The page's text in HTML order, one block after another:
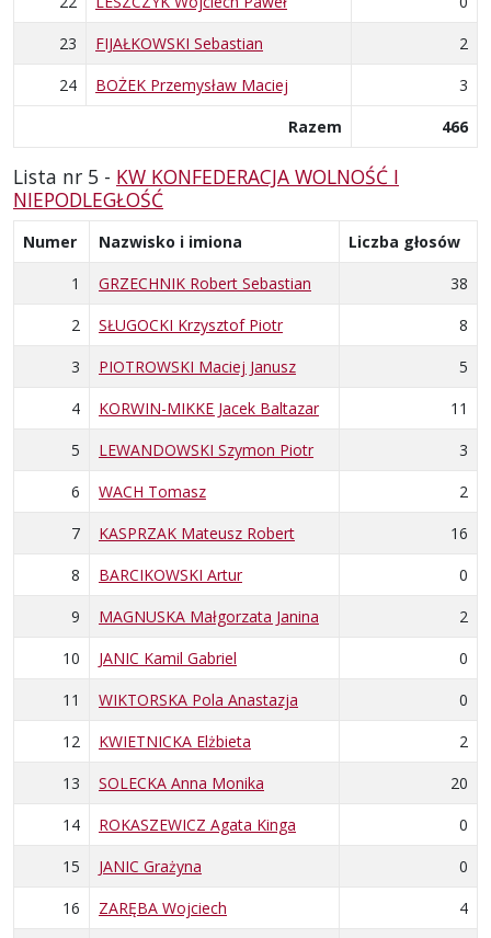
23
FIJAŁKOWSKI Sebastian
2
24
BOŻEK Przemysław Maciej
3
Razem
466
Lista nr 5 - KW KONFEDERACJA WOLNOŚĆ I
NIEPODLEGŁOŚĆ
Numer Nazwisko i imiona
Liczba głosów
1
GRZECHNIK Robert Sebastian
38
2
SŁUGOCKI Krzysztof Piotr
8
3
PIOTROWSKI Maciej Janusz
5
4
KORWIN-MIKKE Jacek Baltazar
11
5
LEWANDOWSKI Szymon Piotr
3
6
WACH Tomasz
2
7
KASPRZAK Mateusz Robert
16
8
BARCIKOWSKI Artur
0
9
MAGNUSKA Małgorzata Janina
2
10
JANIC Kamil Gabriel
0
11
WIKTORSKA Pola Anastazja
0
12
KWIETNICKA Elżbieta
2
13
SOLECKA Anna Monika
20
14
ROKASZEWICZ Agata Kinga
0
15
JANIC Grażyna
0
16
ZARĘBA Wojciech
4